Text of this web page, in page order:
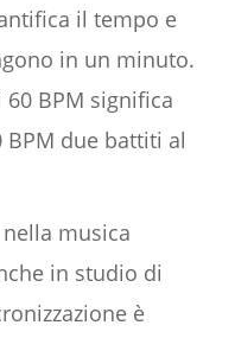
il tempo e
in un minuto.
BPM significa
due battiti al
musica
in studio di
è